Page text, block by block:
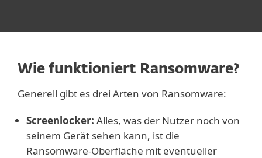
Wie funktioniert Ransomware?
Generell gibt es drei Arten von Ransomware:
Screenlocker: Alles, was der Nutzer noch von
seinem Gerät sehen kann, ist die
Ransomware-Oberfläche mit eventueller